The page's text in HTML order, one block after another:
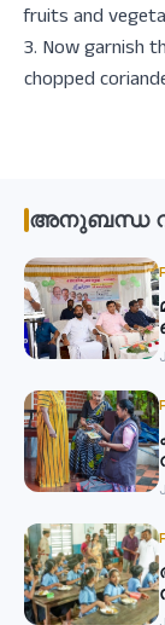
fruits and
3. ⁠Now garnish
chopped
അനുബന്ധ